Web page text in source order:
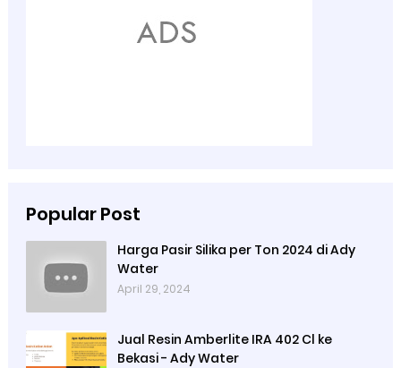
Popular Post
Harga Pasir Silika per Ton 2024 di Ady
Water
April 29, 2024
Jual Resin Amberlite IRA 402 Cl ke
Bekasi - Ady Water